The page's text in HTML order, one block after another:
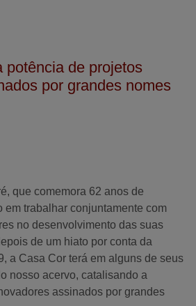
potência de projetos
por grandes nomes
que comemora 62 anos de
em trabalhar conjuntamente com
no desenvolvimento das suas
de um hiato por conta da
a Casa Cor terá em alguns de seus
nosso acervo, catalisando a
assinados por grandes